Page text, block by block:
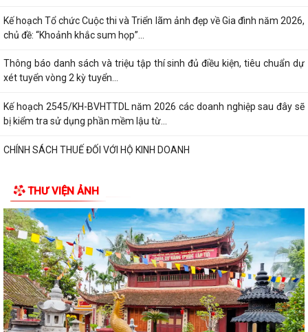
Kế hoạch Tổ chức Cuộc thi và Triển lãm ảnh đẹp về Gia đình năm 2026,
chủ đề: “Khoảnh khắc sum họp”...
Thông báo danh sách và triệu tập thí sinh đủ điều kiện, tiêu chuẩn dự
xét tuyển vòng 2 kỳ tuyển...
Kế hoạch 2545/KH-BVHTTDL năm 2026 các doanh nghiệp sau đây sẽ
bị kiểm tra sử dụng phần mềm lậu từ...
CHÍNH SÁCH THUẾ ĐỐI VỚI HỘ KINH DOANH
5 điều hộ kinh doanh có doanh thu dưới 1 tỷ đồng cần lưu ý theo quy
định mới
Thông báo về việc nâng lương trước hạn đối với cán bộ
UBND XÃ VĨNH HÒA TỔ CHỨC NGÀY CHẠY OLYMPIC VÌ SỨC KHỎE
TOÀN DÂN NĂM 2026
XÃ VĨNH HÒA TỔ CHỨC TẬP HUẤN, DIỄN TẬP CÁC PHẦN VIỆC TRONG
THƯ VIỆN ẢNH